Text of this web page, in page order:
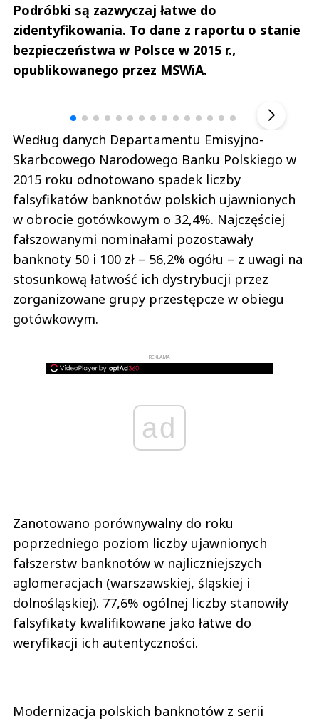
Podróbki są zazwyczaj łatwe do
zidentyfikowania. To dane z raportu o stanie
bezpieczeństwa w Polsce w 2015 r.,
opublikowanego przez MSWiA.
Według danych Departamentu Emisyjno-
Skarbcowego Narodowego Banku Polskiego w
2015 roku odnotowano spadek liczby
falsyfikatów banknotów polskich ujawnionych
w obrocie gotówkowym o 32,4%. Najczęściej
fałszowanymi nominałami pozostawały
banknoty 50 i 100 zł – 56,2% ogółu – z uwagi na
stosunkową łatwość ich dystrybucji przez
zorganizowane grupy przestępcze w obiegu
gotówkowym.
REKLAMA
ad
Zanotowano porównywalny do roku
poprzedniego poziom liczby ujawnionych
fałszerstw banknotów w najliczniejszych
aglomeracjach (warszawskiej, śląskiej i
dolnośląskiej). 77,6% ogólnej liczby stanowiły
falsyfikaty kwalifikowane jako łatwe do
weryfikacji ich autentyczności.
Modernizacja polskich banknotów z serii